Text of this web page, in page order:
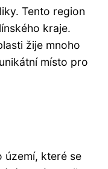
Tento region
kraje.
žije mnoho
místo pro
které se